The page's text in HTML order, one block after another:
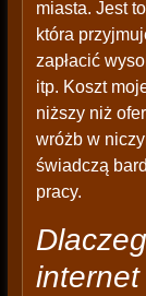
miasta. Jest
która
zapłacić
itp. Koszt
niższy niż
wróżb w
świadczą
pracy.